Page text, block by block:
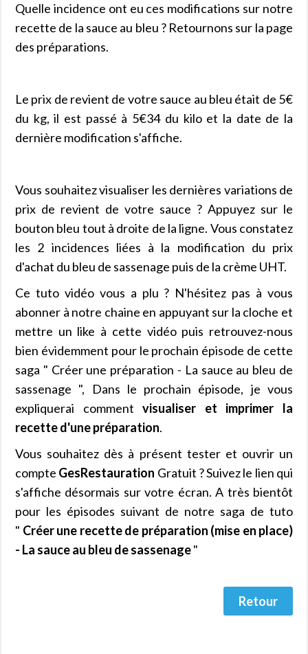
Quelle incidence ont eu ces modifications sur notre
recette de la sauce au bleu ? Retournons sur la page
des préparations.
Le prix de revient de votre sauce au bleu était de 5€
du kg, il est passé à 5€34 du kilo et la date de la
dernière modification s'affiche.
Vous souhaitez visualiser les dernières variations de
prix de revient de votre sauce ? Appuyez sur le
bouton bleu tout à droite de la ligne. Vous constatez
les 2 incidences liées à la modification du prix
d'achat du bleu de sassenage puis de la crème UHT.
Ce tuto vidéo vous a plu ? N'hésitez pas à vous
abonner à notre chaine en appuyant sur la cloche et
mettre un like à cette vidéo puis retrouvez-nous
bien évidemment pour le prochain épisode de cette
saga " Créer une préparation - La sauce au bleu de
sassenage ", Dans le prochain épisode, je vous
expliquerai commentvisualiser et imprimer la
recette d'une préparation.
Vous souhaitez dès à présent tester et ouvrir un
compte GesRestauration Gratuit ? Suivez le lien qui
s'affiche désormais sur votre écran. A très bientôt
pour les épisodes suivant de notre saga de tuto
" Créer une recette de préparation (mise en place)
- La sauce au bleu de sassenage"
Retour